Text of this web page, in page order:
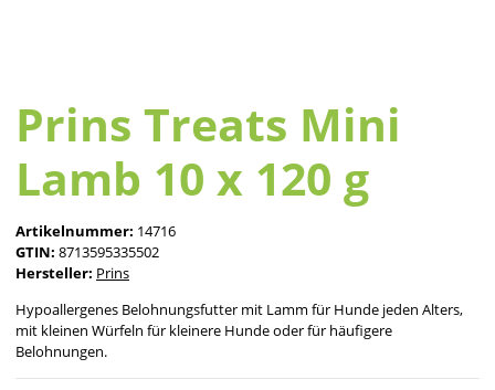
Prins Treats Mini
Lamb 10 x 120 g
Artikelnummer: 14716
GTIN: 8713595335502
Hersteller: Prins
Hypoallergenes Belohnungsfutter mit Lamm für Hunde jeden Alters,
mit kleinen Würfeln für kleinere Hunde oder für häufigere
Belohnungen.